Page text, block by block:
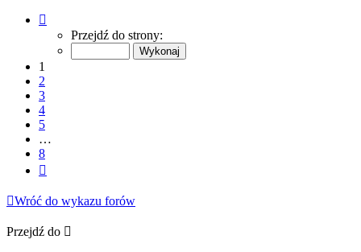
Przejdź do strony:
1
2
3
4
5
…
8
Wróć do wykazu forów
Przejdź do